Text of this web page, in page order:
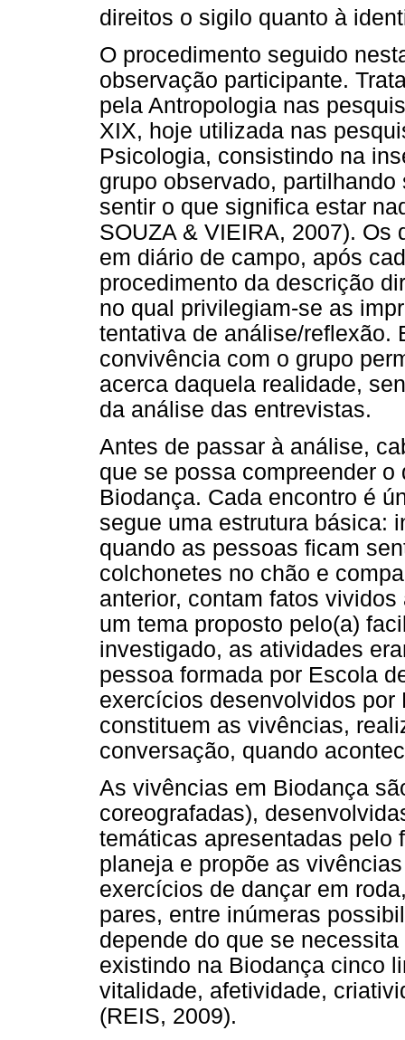
direitos o sigilo quanto à
O procedimento seguido
observação participante.
pela Antropologia nas
XIX, hoje utilizada nas
Psicologia, consistindo na
grupo observado,
sentir o que significa estar
SOUZA & VIEIRA, 2007). Os
em diário de campo, após
procedimento da descrição
no qual privilegiam-se as
tentativa de análise/reflexão.
convivência com o grupo
acerca daquela realidade,
da análise das entrevistas.
Antes de passar à análise,
que se possa compreender
Biodança. Cada encontro é
segue uma estrutura básica:
quando as pessoas ficam
colchonetes no chão e
anterior, contam fatos
um tema proposto pelo(a)
investigado, as atividades
pessoa formada por Escola
exercícios desenvolvidos por
constituem as vivências,
conversação, quando
As vivências em Biodança
coreografadas),
temáticas apresentadas pelo
planeja e propõe as
exercícios de dançar em
pares, entre inúmeras
depende do que se
existindo na Biodança cinco
vitalidade, afetividade,
(REIS, 2009).